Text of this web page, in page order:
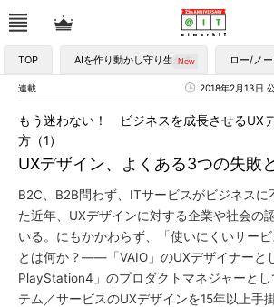
TOP AIを作り動かし守り生かす ロー/ノ
連載 2018年2月13日
UXデザイン、よくある3つの失敗
もう迷わない！ ビジネスを成長させるUX
方（1）
B2C、B2B問わず、ITサービスがビジネスに
た近年、UXデザインに対する企業や社会の
いる。にもかかわらず、「使いにくいサー
とは何か？――「VAIO」のUXデザイナーと
PlayStation4」のプロダクトマネジャーとし
テム／サービスのUXデザインを15年以上手